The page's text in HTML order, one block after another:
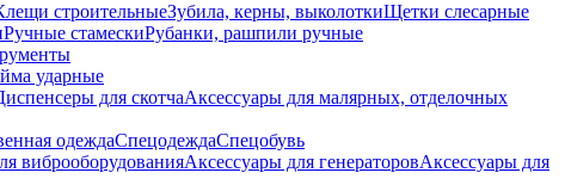
строительныеЗубила, керны, выколоткиЩетки слесарные
Ручные стамескиРубанки, рашпили ручные
ударные
для скотчаАксессуары для малярных, отделочных
одеждаСпецодеждаСпецобувь
виброоборудованияАксессуары для генераторовАксессуары для